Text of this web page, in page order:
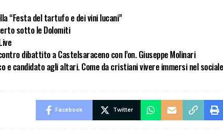
“Festa del tartufo e dei vini lucani”
sotto le Dolomiti
dibattito a Castelsaraceno con l’on. Giuseppe Molinari
e candidato agli altari. Come da cristiani vivere immersi nel sociale
Facebook Twitter